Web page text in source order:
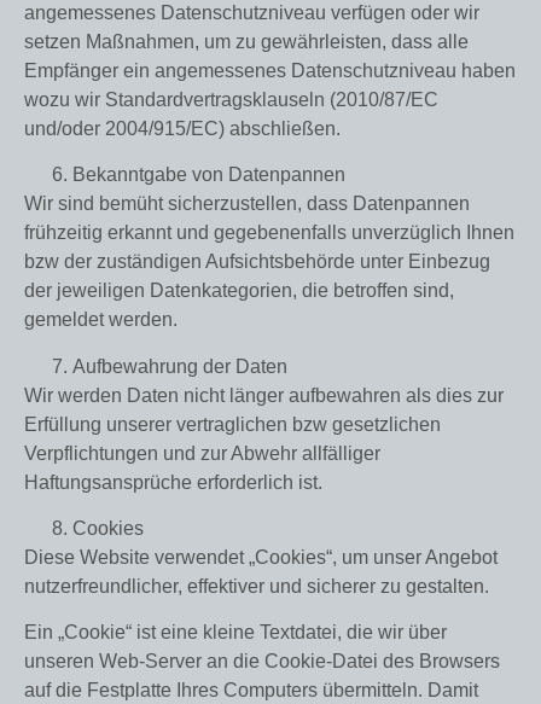
angemessenes Datenschutzniveau verfügen oder wir
setzen Maßnahmen, um zu gewährleisten, dass alle
Empfänger ein angemessenes Datenschutzniveau haben
wozu wir Standardvertragsklauseln (2010/87/EC
und/oder 2004/915/EC) abschließen.
Bekanntgabe von Datenpannen
Wir sind bemüht sicherzustellen, dass Datenpannen
frühzeitig erkannt und gegebenenfalls unverzüglich Ihnen
bzw der zuständigen Aufsichtsbehörde unter Einbezug
der jeweiligen Datenkategorien, die betroffen sind,
gemeldet werden.
Aufbewahrung der Daten
Wir werden Daten nicht länger aufbewahren als dies zur
Erfüllung unserer vertraglichen bzw gesetzlichen
Verpflichtungen und zur Abwehr allfälliger
Haftungsansprüche erforderlich ist.
Cookies
Diese Website verwendet „Cookies“, um unser Angebot
nutzerfreundlicher, effektiver und sicherer zu gestalten.
Ein „Cookie“ ist eine kleine Textdatei, die wir über
unseren Web-Server an die Cookie-Datei des Browsers
auf die Festplatte Ihres Computers übermitteln. Damit